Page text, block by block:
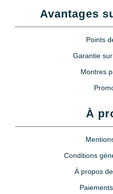
Avantages
Points
Garantie
Montres
À
Conditions
À propos